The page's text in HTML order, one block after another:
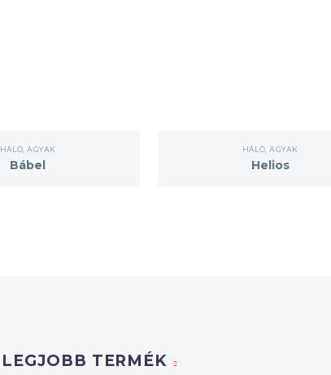
HÁLÓ ,ÁGYAK
Bábel
HÁLÓ ,ÁGYAK
Helios
LEGJOBB TERMÉK